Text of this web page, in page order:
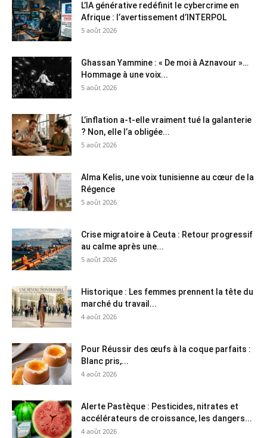
L’IA générative redéfinit le cybercrime en
Afrique : l’avertissement d’INTERPOL
5 août 2026
Ghassan Yammine : « De moi à Aznavour »…
Hommage à une voix...
5 août 2026
L’inflation a-t-elle vraiment tué la galanterie
? Non, elle l’a obligée...
5 août 2026
Alma Kelis, une voix tunisienne au cœur de la
Régence
5 août 2026
Crise migratoire à Ceuta : Retour progressif
au calme après une...
5 août 2026
Historique : Les femmes prennent la tête du
marché du travail...
4 août 2026
Pour Réussir des œufs à la coque parfaits :
Blanc pris,...
4 août 2026
Alerte Pastèque : Pesticides, nitrates et
accélérateurs de croissance, les dangers...
4 août 2026